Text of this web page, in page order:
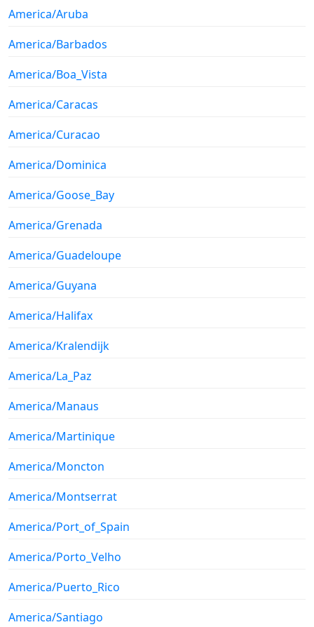
America/Aruba
America/Barbados
America/Boa_Vista
America/Caracas
America/Curacao
America/Dominica
America/Goose_Bay
America/Grenada
America/Guadeloupe
America/Guyana
America/Halifax
America/Kralendijk
America/La_Paz
America/Manaus
America/Martinique
America/Moncton
America/Montserrat
America/Port_of_Spain
America/Porto_Velho
America/Puerto_Rico
America/Santiago